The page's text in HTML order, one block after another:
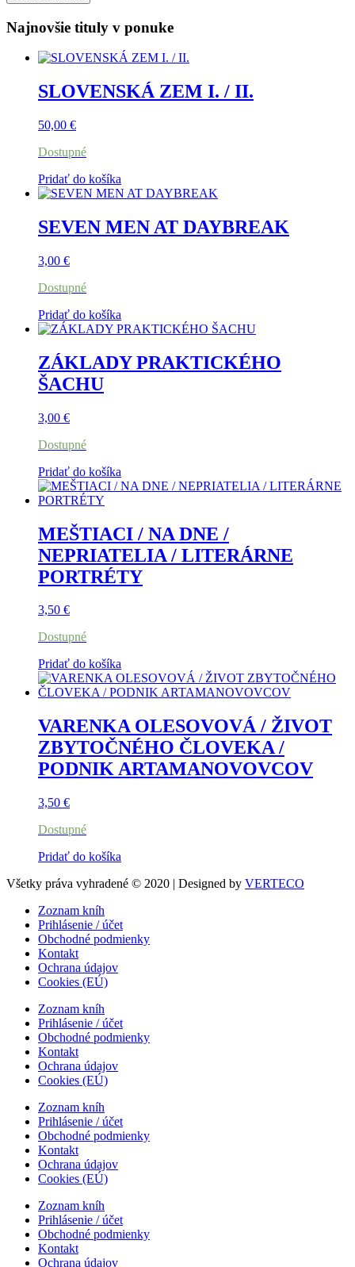
Najnovšie tituly v ponuke
SLOVENSKÁ ZEM I. / II.
50,00 €
Dostupné
Pridať do košíka
SEVEN MEN AT DAYBREAK
3,00 €
Dostupné
Pridať do košíka
ZÁKLADY PRAKTICKÉHO
ŠACHU
3,00 €
Dostupné
Pridať do košíka
MEŠTIACI / NA DNE /
NEPRIATELIA / LITERÁRNE
PORTRÉTY
3,50 €
Dostupné
Pridať do košíka
VARENKA OLESOVOVÁ / ŽIVOT
ZBYTOČNÉHO ČLOVEKA /
PODNIK ARTAMANOVOVCOV
3,50 €
Dostupné
Pridať do košíka
Všetky práva vyhradené © 2020 | Designed by VERTECO
Zoznam kníh
Prihlásenie / účet
Obchodné podmienky
Kontakt
Ochrana údajov
Cookies (EÚ)
Zoznam kníh
Prihlásenie / účet
Obchodné podmienky
Kontakt
Ochrana údajov
Cookies (EÚ)
Zoznam kníh
Prihlásenie / účet
Obchodné podmienky
Kontakt
Ochrana údajov
Cookies (EÚ)
Zoznam kníh
Prihlásenie / účet
Obchodné podmienky
Kontakt
Ochrana údajov